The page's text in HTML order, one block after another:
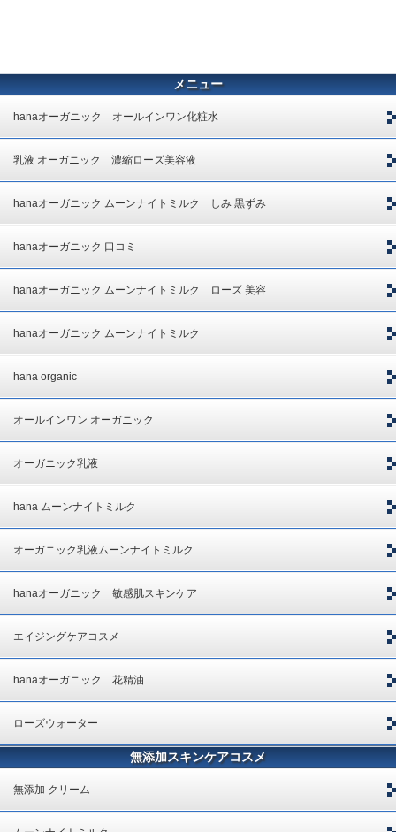
メニュー
hanaオーガニック オールインワン化粧水
乳液 オーガニック 濃縮ローズ美容液
hanaオーガニック ムーンナイトミルク しみ 黒ずみ
hanaオーガニック 口コミ
hanaオーガニック ムーンナイトミルク ローズ 美容
hanaオーガニック ムーンナイトミルク
hana organic
オールインワン オーガニック
オーガニック乳液
hana ムーンナイトミルク
オーガニック乳液ムーンナイトミルク
hanaオーガニック 敏感肌スキンケア
エイジングケアコスメ
hanaオーガニック 花精油
ローズウォーター
無添加スキンケアコスメ
無添加 クリーム